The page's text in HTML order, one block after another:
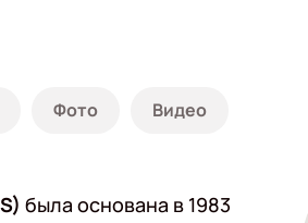
Фото Видео
была основана в 1983